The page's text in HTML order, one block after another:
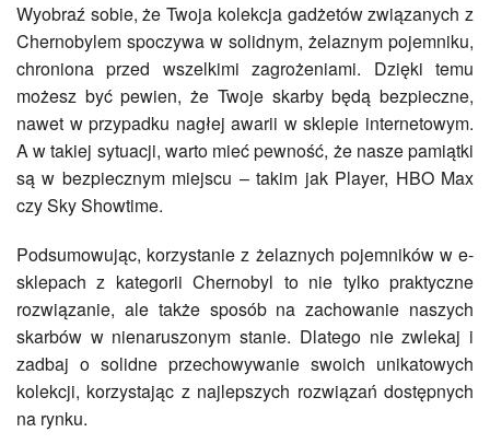
Wyobraź sobie, że Twoja kolekcja gadżetów związanych z
Chernobylem spoczywa w solidnym, żelaznym pojemniku,
chroniona przed wszelkimi zagrożeniami. Dzięki temu
możesz być pewien, że Twoje skarby będą bezpieczne,
nawet w przypadku nagłej awarii w sklepie internetowym.
A w takiej sytuacji, warto mieć pewność, że nasze pamiątki
są w bezpiecznym miejscu – takim jak Player, HBO Max
czy Sky Showtime.
Podsumowując, korzystanie z żelaznych pojemników w e-
sklepach z kategorii Chernobyl to nie tylko praktyczne
rozwiązanie, ale także sposób na zachowanie naszych
skarbów w nienaruszonym stanie. Dlatego nie zwlekaj i
zadbaj o solidne przechowywanie swoich unikatowych
kolekcji, korzystając z najlepszych rozwiązań dostępnych
na rynku.